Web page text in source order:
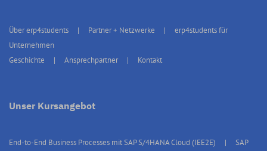
Über erp4students Partner + Netzwerke
erp4students für
Unternehmen
Geschichte
Ansprechpartner Kontakt
Unser Kursangebot
End-to-End Business Processes mit SAP S/4HANA Cloud (IEE2E)
SAP